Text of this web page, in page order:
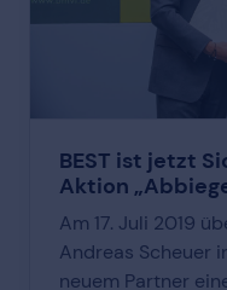
BEST ist jetzt
Aktion
Am 17. Juli 2019
Andreas Scheuer
neuem Partner